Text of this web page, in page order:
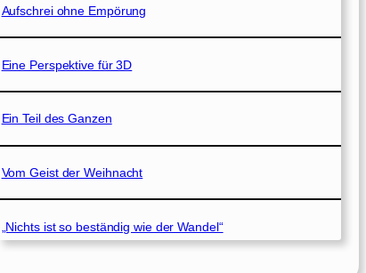
Aufschrei ohne Empörung
Eine Perspektive für 3D
Ein Teil des Ganzen
Vom Geist der Weihnacht
„Nichts ist so beständig wie der Wandel“